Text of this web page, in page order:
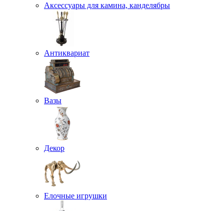
Аксессуары для камина, канделябры
Антиквариат
Вазы
Декор
Елочные игрушки